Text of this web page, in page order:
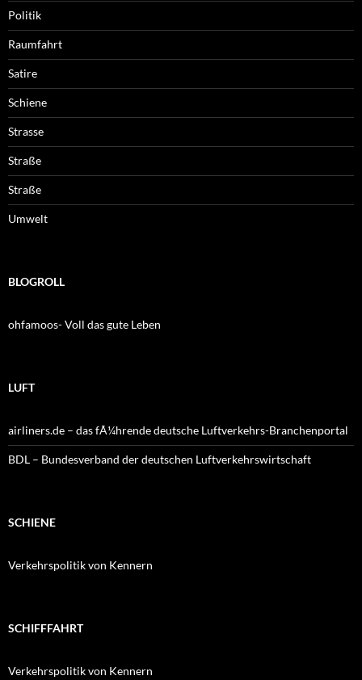
Politik
Raumfahrt
Satire
Schiene
Strasse
Straße
Straße
Umwelt
BLOGROLL
ohfamoos- Voll das gute Leben
LUFT
airliners.de – das fÃ¼hrende deutsche Luftverkehrs-Branchenportal
BDL – Bundesverband der deutschen Luftverkehrswirtschaft
SCHIENE
Verkehrspolitik von Kennern
SCHIFFFAHRT
Verkehrspolitik von Kennern